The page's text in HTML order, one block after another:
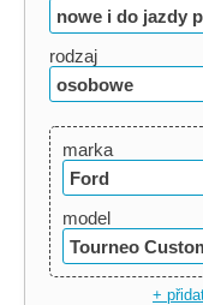
nowe i do jazdy
używane,
rodzaj
osobowe
marka
Ford
model
Tourneo
+